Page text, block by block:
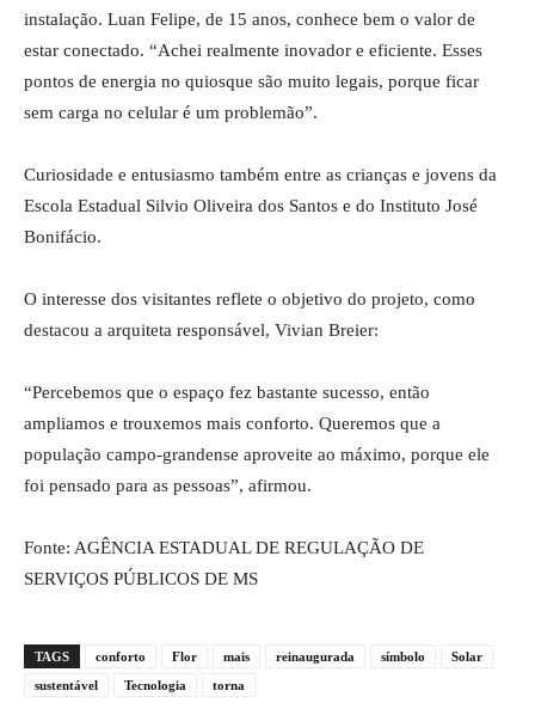
instalação. Luan Felipe, de 15 anos, conhece bem o valor de
estar conectado. “Achei realmente inovador e eficiente. Esses
pontos de energia no quiosque são muito legais, porque ficar
sem carga no celular é um problemão”.
Curiosidade e entusiasmo também entre as crianças e jovens da
Escola Estadual Silvio Oliveira dos Santos e do Instituto José
Bonifácio.
O interesse dos visitantes reflete o objetivo do projeto, como
destacou a arquiteta responsável, Vivian Breier:
“Percebemos que o espaço fez bastante sucesso, então
ampliamos e trouxemos mais conforto. Queremos que a
população campo-grandense aproveite ao máximo, porque ele
foi pensado para as pessoas”, afirmou.
Fonte: AGÊNCIA ESTADUAL DE REGULAÇÃO DE
SERVIÇOS PÚBLICOS DE MS
TAGS conforto Flor mais reinaugurada símbolo
Solar
sustentável
Tecnologia torna